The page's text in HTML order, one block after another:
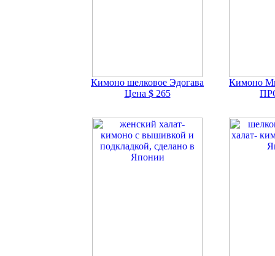
Кимоно шелковое Эдогава
Цена $ 265
Кимоно